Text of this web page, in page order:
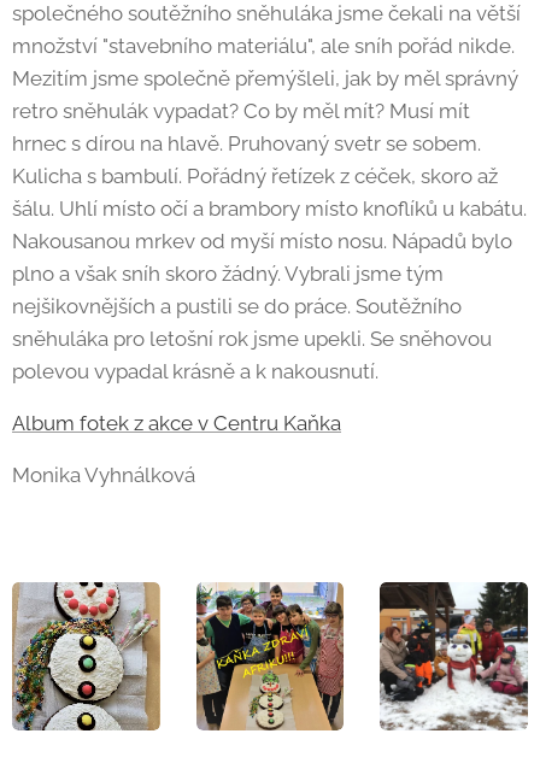
společného soutěžního sněhuláka jsme čekali na větší
množství "stavebního materiálu", ale sníh pořád nikde.
Mezitím jsme společně přemýšleli, jak by měl správný
retro sněhulák vypadat? Co by měl mít? Musí mít
hrnec s dírou na hlavě. Pruhovaný svetr se sobem.
Kulicha s bambulí. Pořádný řetízek z céček, skoro až
šálu. Uhlí místo očí a brambory místo knoflíků u kabátu.
Nakousanou mrkev od myší místo nosu. Nápadů bylo
plno a však sníh skoro žádný. Vybrali jsme tým
nejšikovnějších a pustili se do práce. Soutěžního
sněhuláka pro letošní rok jsme upekli. Se sněhovou
polevou vypadal krásně a k nakousnutí.
Album fotek z akce v Centru Kaňka
Monika Vyhnálková